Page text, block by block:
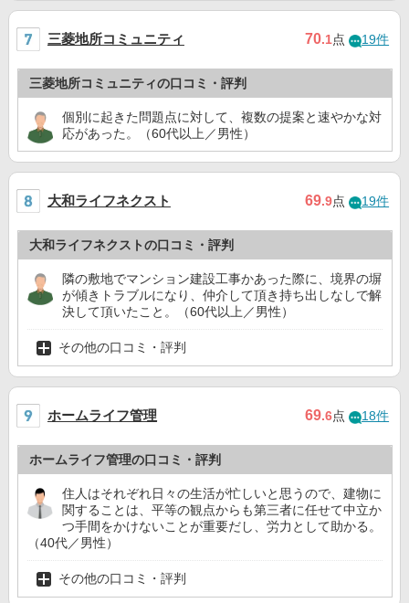
三菱地所コミュニティ 70.1点 19件
三菱地所コミュニティの口コミ・評判
個別に起きた問題点に対して、複数の提案と速やかな対
応があった。（60代以上／男性）
大和ライフネクスト 69.9点 19件
大和ライフネクストの口コミ・評判
隣の敷地でマンション建設工事かあった際に、境界の塀
が傾きトラブルになり、仲介して頂き持ち出しなしで解
決して頂いたこと。（60代以上／男性）
その他の口コミ・評判
ホームライフ管理 69.6点 18件
ホームライフ管理の口コミ・評判
住人はそれぞれ日々の生活が忙しいと思うので、建物に
関することは、平等の観点からも第三者に任せて中立か
つ手間をかけないことが重要だし、労力として助かる。
（40代／男性）
その他の口コミ・評判